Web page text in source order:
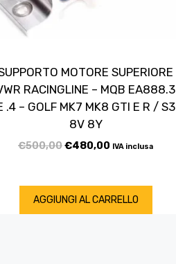
MOTORE SUPERIORE
RACINGLINE – MQB EA888.3
.4 – GOLF MK7 MK8 GTI E R / S3
8V 8Y
€500,00€480,00 IVA inclusa
AGGIUNGI AL CARRELLO